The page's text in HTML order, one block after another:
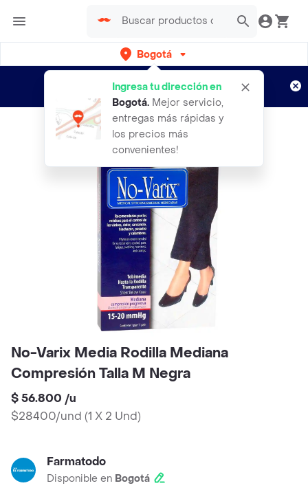
Bogotá
Ingresa tu dirección en
Bogotá. Mejor servicio,
entregas más rápidas y
los precios más
convenientes!
envíos gratis por semanas
Aplican TyC
No-Varix Media Rodilla Mediana
Compresión Talla M Negra
$ 56.800 /u
$28400/und (1 X 2 Und)
Farmatodo
Disponible en Bogotá